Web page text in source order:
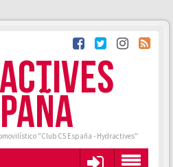
"Club C5 España - Hydractives"